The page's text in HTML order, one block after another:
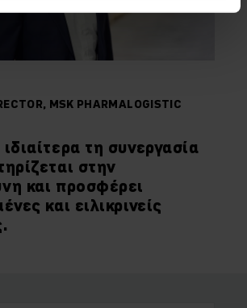
MSK PHARMALOGISTIC
τη συνεργασία
στην
και προσφέρει
και ειλικρινείς